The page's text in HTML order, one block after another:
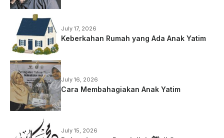
July 17, 2026
Keberkahan Rumah yang Ada Anak Yatim
July 16, 2026
Cara Membahagiakan Anak Yatim
July 15, 2026